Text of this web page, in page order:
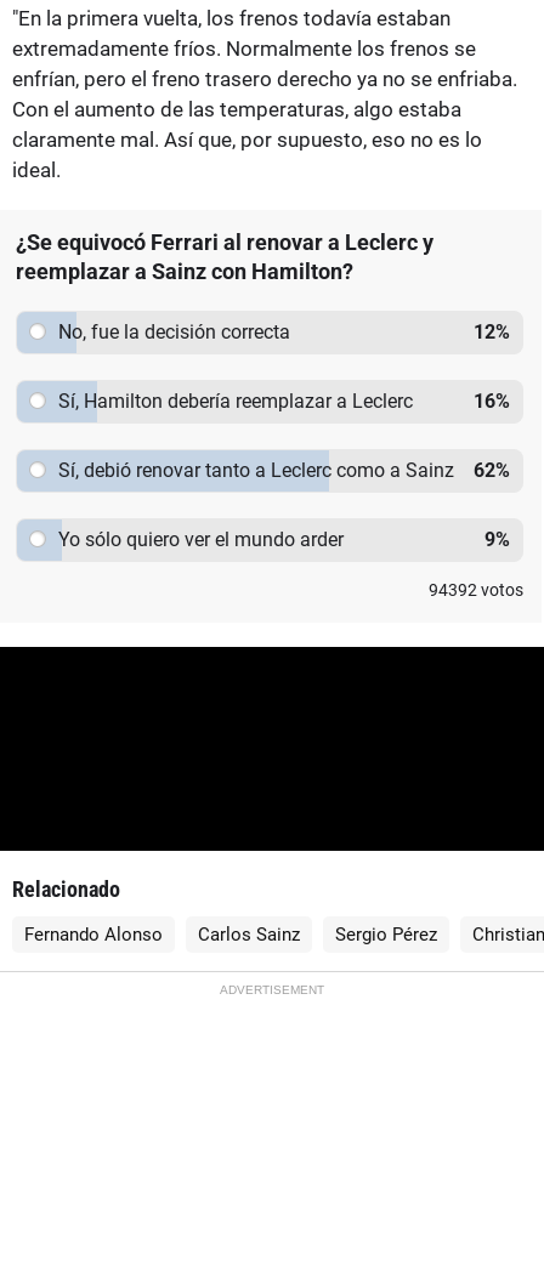
"En la primera vuelta, los frenos todavía estaban
extremadamente fríos. Normalmente los frenos se
enfrían, pero el freno trasero derecho ya no se enfriaba.
Con el aumento de las temperaturas, algo estaba
claramente mal. Así que, por supuesto, eso no es lo
ideal.
¿Se equivocó Ferrari al renovar a Leclerc y
reemplazar a Sainz con Hamilton?
No, fue la decisión correcta 12%
Sí, Hamilton debería reemplazar a Leclerc 16%
Sí, debió renovar tanto a Leclerc como a Sainz 62%
Yo sólo quiero ver el mundo arder 9%
94392 votos
Relacionado
Fernando Alonso Carlos Sainz Sergio Pérez
ADVERTISEMENT